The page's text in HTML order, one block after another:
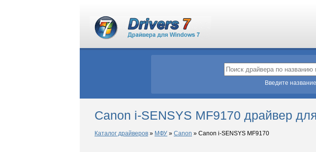
Введите
Canon i-SENSYS MF9170 драйвер
Каталог драйверов » МФУ » Canon » Canon i-SENSYS MF9170